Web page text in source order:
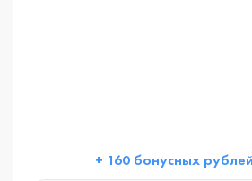
+ 160 бонусных